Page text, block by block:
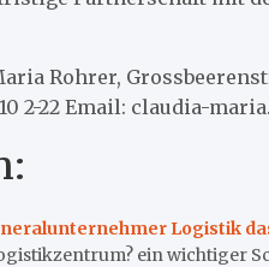
Rohrer,
10 2-22 Email: claudia-
Logistik
ein wichtiger